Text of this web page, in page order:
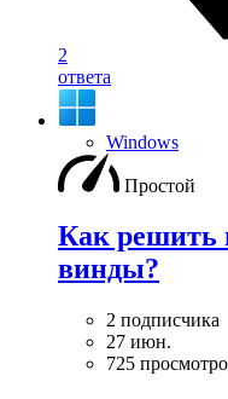
2
ответа
Windows
Простой
Как решить
винды?
2 подписчика
27 июн.
725